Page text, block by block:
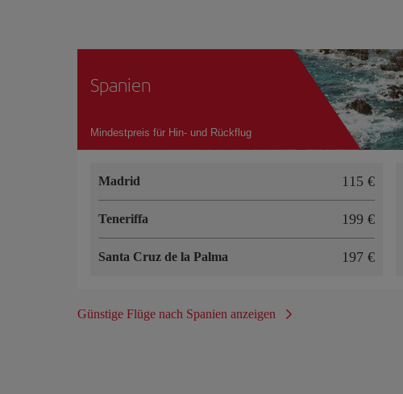
Spanien
Mindestpreis für Hin- und Rückflug
Madrid 115 €
Teneriffa 199 €
Santa Cruz de la Palma 197 €
Günstige Flüge nach Spanien anzeigen